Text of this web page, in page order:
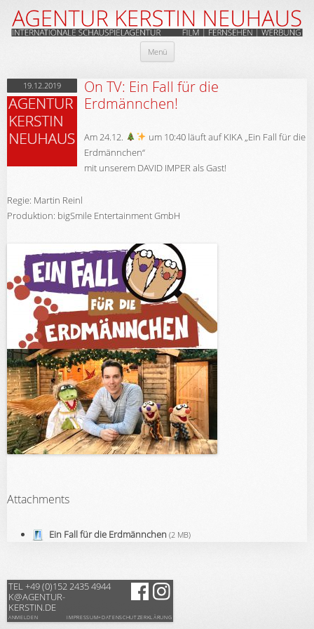
Menü Zum
springen
19.12.2019
On TV: Ein Fall für die
Erdmännchen!
Am 24.12.
um 10:40 läuft auf KIKA „Ein Fall für die
Erdmännchen“
mit unserem DAVID IMPER als Gast!
Regie: Martin Reinl
Produktion: bigSmile Entertainment GmbH
Attachments
Ein Fall für die Erdmännchen (2 MB)
TEL +49 (0)152 2435 4944
K@AGENTUR-
KERSTIN.DE
ANMELDEN IMPRESSUM+DATENSCHUTZERKLÄRUNG